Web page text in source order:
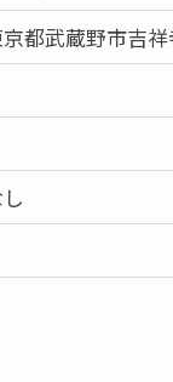
都武蔵野市吉